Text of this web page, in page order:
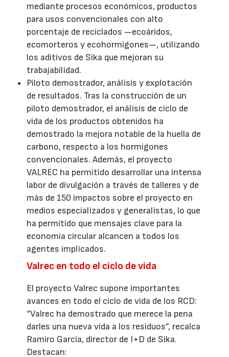
mediante procesos económicos, productos
para usos convencionales con alto
porcentaje de reciclados —ecoáridos,
ecomorteros y ecohormigones—, utilizando
los aditivos de Sika que mejoran su
trabajabilidad.
Piloto demostrador, análisis y explotación
de resultados. Tras la construcción de un
piloto demostrador, el análisis de ciclo de
vida de los productos obtenidos ha
demostrado la mejora notable de la huella de
carbono, respecto a los hormigones
convencionales. Además, el proyecto
VALREC ha permitido desarrollar una intensa
labor de divulgación a través de talleres y de
más de 150 impactos sobre el proyecto en
medios especializados y generalistas, lo que
ha permitido que mensajes clave para la
economía circular alcancen a todos los
agentes implicados.
Valrec en todo el ciclo de vida
El proyecto Valrec supone importantes
avances en todo el ciclo de vida de los RCD:
“Valrec ha demostrado que merece la pena
darles una nueva vida a los residuos”, recalca
Ramiro García, director de I+D de Sika.
Destacan: